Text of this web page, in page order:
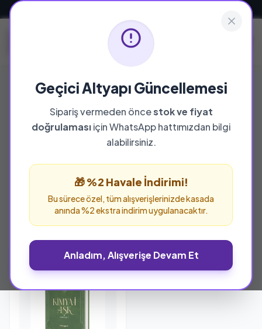
Geçici Altyapı Güncellemesi
Sipariş vermeden öncestok ve fiyat
doğrulamasıiçin WhatsApp hattımızdan bilgi
alabilirsiniz.
🎁 %2 Havale İndirimi!
Bu sürece özel, tüm alışverişlerinizde kasada
anında %2 ekstra indirim uygulanacaktır.
Anladım, Alışverişe Devam Et
YAYINEVI
Kafa Kağıdı
Kafa Kağıdı yayınevine ait tüm eserleri bu
sayfada inceleyebilir ve güvenle sipariş